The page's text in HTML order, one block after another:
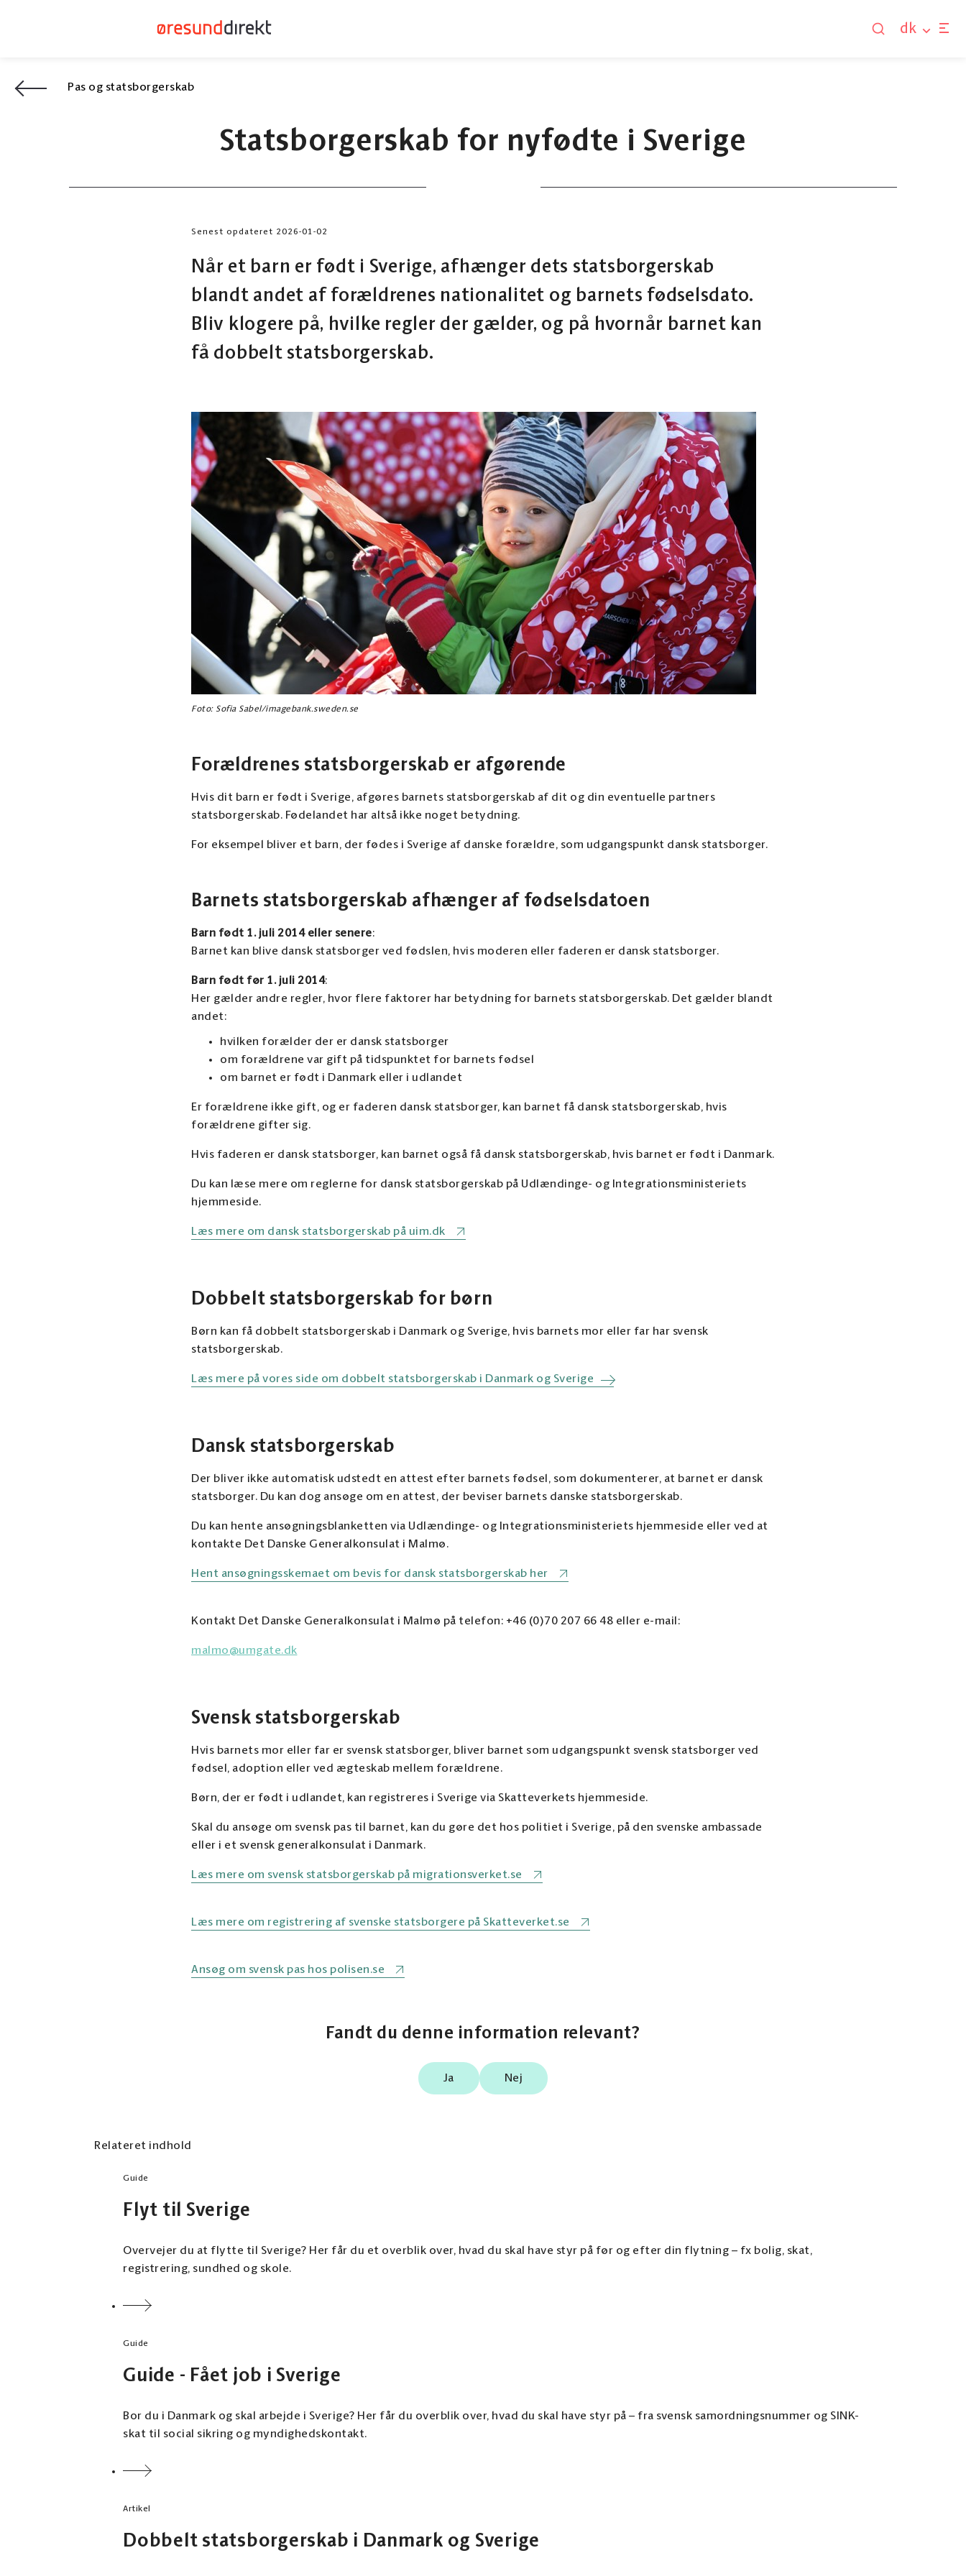
dk
Pas og statsborgerskab
Statsborgerskab for nyfødte i Sverige
Senest opdateret 2026-01-02
Når et barn er født i Sverige, afhænger dets statsborgerskab
blandt andet af forældrenes nationalitet og barnets fødselsdato.
Bliv klogere på, hvilke regler der gælder, og på hvornår barnet kan
få dobbelt statsborgerskab.
Foto: Sofia Sabel/imagebank.sweden.se
Forældrenes statsborgerskab er afgørende
Hvis dit barn er født i Sverige, afgøres barnets statsborgerskab af dit og din eventuelle partners
statsborgerskab. Fødelandet har altså ikke noget betydning.
For eksempel bliver et barn, der fødes i Sverige af danske forældre, som udgangspunkt dansk statsborger.
Barnets statsborgerskab afhænger af fødselsdatoen
Barn født 1. juli 2014 eller senere:
Barnet kan blive dansk statsborger ved fødslen, hvis moderen eller faderen er dansk statsborger.
Barn født før 1. juli 2014:
Her gælder andre regler, hvor flere faktorer har betydning for barnets statsborgerskab. Det gælder blandt
andet:
hvilken forælder der er dansk statsborger
om forældrene var gift på tidspunktet for barnets fødsel
om barnet er født i Danmark eller i udlandet
Er forældrene ikke gift, og er faderen dansk statsborger, kan barnet få dansk statsborgerskab, hvis
forældrene gifter sig.
Hvis faderen er dansk statsborger, kan barnet også få dansk statsborgerskab, hvis barnet er født i Danmark.
Du kan læse mere om reglerne for dansk statsborgerskab på Udlændinge- og Integrationsministeriets
hjemmeside.
Læs mere om dansk statsborgerskab på uim.dk
Dobbelt statsborgerskab for børn
Børn kan få dobbelt statsborgerskab i Danmark og Sverige, hvis barnets mor eller far har svensk
statsborgerskab.
Læs mere på vores side om dobbelt statsborgerskab i Danmark og Sverige
Dansk statsborgerskab
Der bliver ikke automatisk udstedt en attest efter barnets fødsel, som dokumenterer, at barnet er dansk
statsborger. Du kan dog ansøge om en attest, der beviser barnets danske statsborgerskab.
Du kan hente ansøgningsblanketten via Udlændinge- og Integrationsministeriets hjemmeside eller ved at
kontakte Det Danske Generalkonsulat i Malmø.
Hent ansøgningsskemaet om bevis for dansk statsborgerskab her
Kontakt Det Danske Generalkonsulat i Malmø på telefon: +46 (0)70 207 66 48 eller e-mail:
malmo@umgate.dk
Svensk statsborgerskab
Hvis barnets mor eller far er svensk statsborger, bliver barnet som udgangspunkt svensk statsborger ved
fødsel, adoption eller ved ægteskab mellem forældrene.
Børn, der er født i udlandet, kan registreres i Sverige via Skatteverkets hjemmeside.
Skal du ansøge om svensk pas til barnet, kan du gøre det hos politiet i Sverige, på den svenske ambassade
eller i et svensk generalkonsulat i Danmark.
Læs mere om svensk statsborgerskab på migrationsverket.se
Læs mere om registrering af svenske statsborgere på Skatteverket.se
Ansøg om svensk pas hos polisen.se
Fandt du denne information relevant?
Ja Nej
Relateret indhold
Guide
Flyt til Sverige
Overvejer du at flytte til Sverige? Her får du et overblik over, hvad du skal have styr på før og efter din flytning – fx bolig, skat,
registrering, sundhed og skole.
Guide
Guide - Fået job i Sverige
Bor du i Danmark og skal arbejde i Sverige? Her får du overblik over, hvad du skal have styr på – fra svensk samordningsnummer og SINK-
skat til social sikring og myndighedskontakt.
Artikel
Dobbelt statsborgerskab i Danmark og Sverige